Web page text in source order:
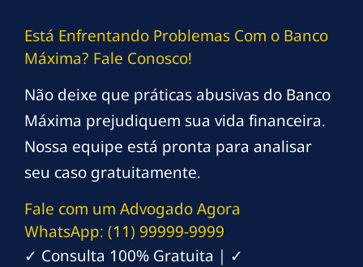
Está Enfrentando Problemas Com o Banco
Máxima? Fale Conosco!
Não deixe que práticas abusivas do Banco
Máxima prejudiquem sua vida financeira.
Nossa equipe está pronta para analisar
seu caso gratuitamente.
Fale com um Advogado Agora
WhatsApp: (11) 99999-9999
✓ Consulta 100% Gratuita | ✓